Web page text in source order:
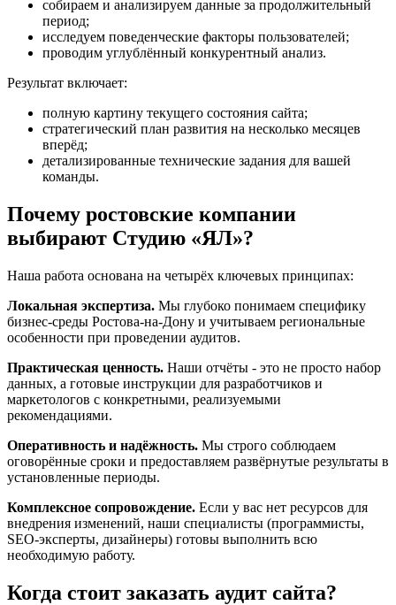
собираем и анализируем данные за продолжительный
период;
исследуем поведенческие факторы пользователей;
проводим углублённый конкурентный анализ.
Результат включает:
полную картину текущего состояния сайта;
стратегический план развития на несколько месяцев
вперёд;
детализированные технические задания для вашей
команды.
Почему ростовские компании
выбирают Студию «ЯЛ»?
Наша работа основана на четырёх ключевых принципах:
Локальная экспертиза. Мы глубоко понимаем специфику
бизнес-среды Ростова-на-Дону и учитываем региональные
особенности при проведении аудитов.
Практическая ценность. Наши отчёты - это не просто набор
данных, а готовые инструкции для разработчиков и
маркетологов с конкретными, реализуемыми
рекомендациями.
Оперативность и надёжность. Мы строго соблюдаем
оговорённые сроки и предоставляем развёрнутые результаты в
установленные периоды.
Комплексное сопровождение. Если у вас нет ресурсов для
внедрения изменений, наши специалисты (программисты,
SEO-эксперты, дизайнеры) готовы выполнить всю
необходимую работу.
Когда стоит заказать аудит сайта?